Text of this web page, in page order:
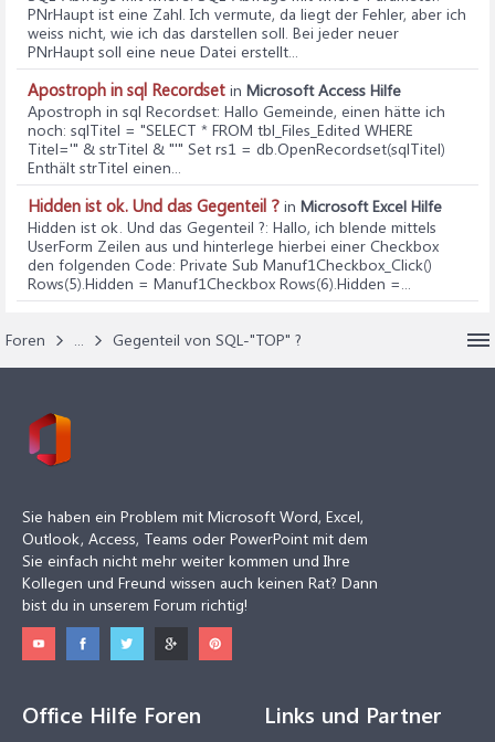
PNrHaupt ist eine Zahl. Ich vermute, da liegt der Fehler, aber ich
weiss nicht, wie ich das darstellen soll. Bei jeder neuer
PNrHaupt soll eine neue Datei erstellt...
Apostroph in sql Recordset in Microsoft Access Hilfe
Apostroph in sql Recordset: Hallo Gemeinde, einen hätte ich
noch: sqlTitel = "SELECT * FROM tbl_Files_Edited WHERE
Titel='" & strTitel & "'" Set rs1 = db.OpenRecordset(sqlTitel)
Enthält strTitel einen...
Hidden ist ok. Und das Gegenteil ? in Microsoft Excel Hilfe
Hidden ist ok. Und das Gegenteil ?: Hallo, ich blende mittels
UserForm Zeilen aus und hinterlege hierbei einer Checkbox
den folgenden Code: Private Sub Manuf1Checkbox_Click()
Rows(5).Hidden = Manuf1Checkbox Rows(6).Hidden =...
Foren ... Gegenteil von SQL-"TOP" ?
Sie haben ein Problem mit Microsoft Word, Excel,
Outlook, Access, Teams oder PowerPoint mit dem
Sie einfach nicht mehr weiter kommen und Ihre
Kollegen und Freund wissen auch keinen Rat? Dann
bist du in unserem Forum richtig!
Office Hilfe Foren Links und Partner